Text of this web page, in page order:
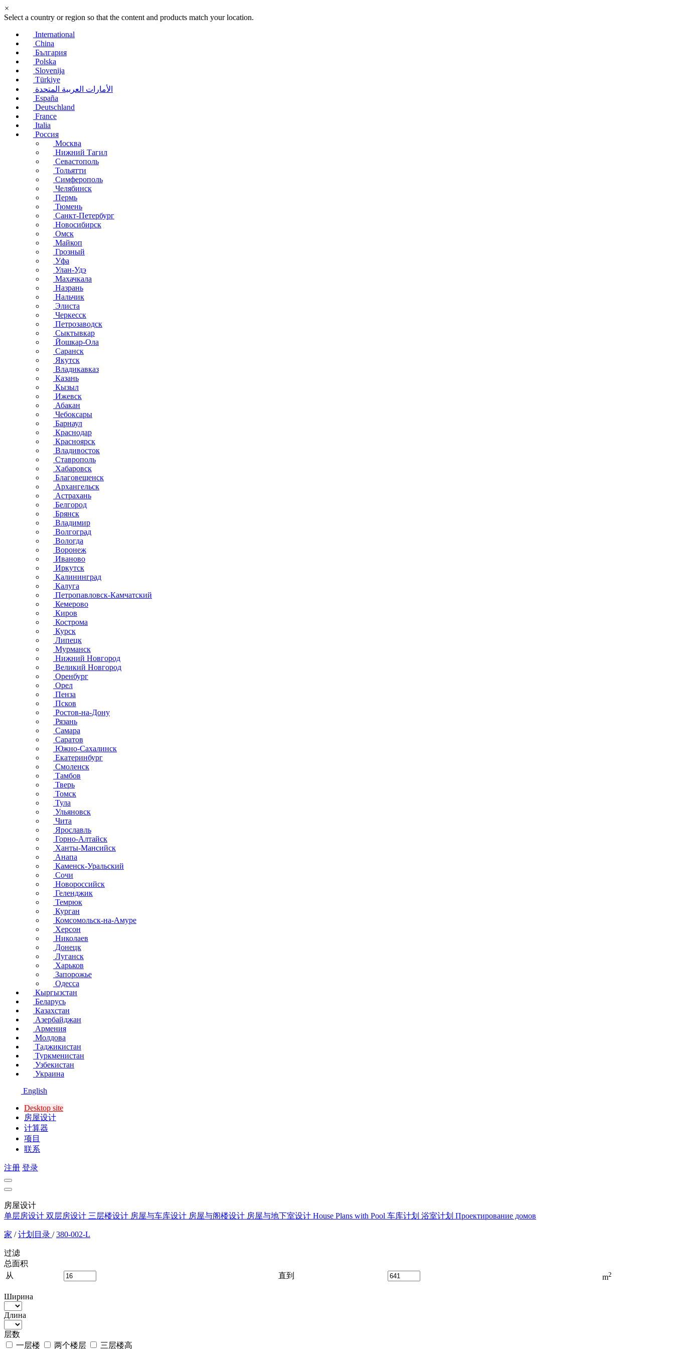
×
Select a country or region so that the content and products match your location.
International
China
България
Polska
Slovenija
Türkiye
الأمارات العربية المتحدة
España
Deutschland
France
Italia
Россия
Москва
Нижний Тагил
Севастополь
Тольятти
Симферополь
Челябинск
Пермь
Тюмень
Санкт-Петербург
Новосибирск
Омск
Майкоп
Грозный
Уфа
Улан-Удэ
Махачкала
Назрань
Нальчик
Элиста
Черкесск
Петрозаводск
Сыктывкар
Йошкар-Ола
Саранск
Якутск
Владикавказ
Казань
Кызыл
Ижевск
Абакан
Чебоксары
Барнаул
Краснодар
Красноярск
Владивосток
Ставрополь
Хабаровск
Благовещенск
Архангельск
Астрахань
Белгород
Брянск
Владимир
Волгоград
Вологда
Воронеж
Иваново
Иркутск
Калининград
Калуга
Петропавловск-Камчатский
Кемерово
Киров
Кострома
Курск
Липецк
Мурманск
Нижний Новгород
Великий Новгород
Оренбург
Орел
Пенза
Псков
Ростов-на-Дону
Рязань
Самара
Саратов
Южно-Сахалинск
Екатеринбург
Смоленск
Тамбов
Тверь
Томск
Тула
Ульяновск
Чита
Ярославль
Горно-Алтайск
Ханты-Мансийск
Анапа
Каменск-Уральский
Сочи
Новороссийск
Геленджик
Темрюк
Курган
Комсомольск-на-Амуре
Херсон
Николаев
Донецк
Луганск
Харьков
Запорожье
Одесса
Кыргызстан
Беларусь
Казахстан
Азербайджан
Армения
Молдова
Таджикистан
Туркменистан
Узбекистан
Украина
English
Desktop site
房屋设计
计算器
项目
联系
注册 登录
房屋设计
单层房设计 双层房设计 三层楼设计 房屋与车库设计 房屋与阁楼设计 房屋与地下室设计 House Plans with Pool 车库计划 浴室计划 Проектирование домов
家 / 计划目录 / 380-002-L
过滤
总面积
从
直到 m2
Ширина
Длина
层数
一层楼
两个楼层
三层楼高